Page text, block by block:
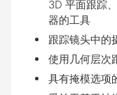
3D 平面跟踪
器的工具
跟踪镜头中的
使用几何层次
具有掩模选项